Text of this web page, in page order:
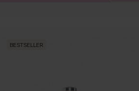
BESTSELLER